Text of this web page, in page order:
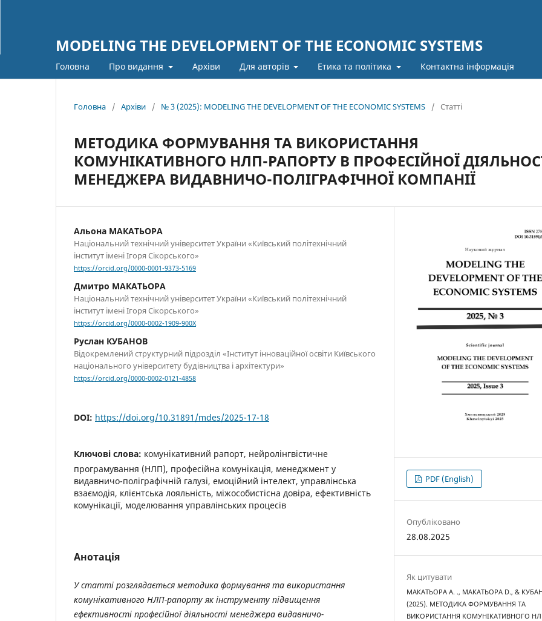
MODELING THE DEVELOPMENT OF THE ECONOMIC SYSTEMS
Головна Про видання Архіви Для авторів Етика та політика Контактна інформація
Головна / Архіви / № 3 (2025): MODELING THE DEVELOPMENT OF THE ECONOMIC SYSTEMS / Статті
МЕТОДИКА ФОРМУВАННЯ ТА ВИКОРИСТАННЯ
КОМУНІКАТИВНОГО НЛП-РАПОРТУ В ПРОФЕСІЙНОЇ
МЕНЕДЖЕРА ВИДАВНИЧО-ПОЛІГРАФІЧНОЇ КОМПАНІЇ
Альона МАКАТЬОРА
Національний технічний університет України «Київський політехнічний
інститут імені Ігоря Сікорського»
https://orcid.org/0000-0001-9373-5169
Дмитро МАКАТЬОРА
Національний технічний університет України «Київський політехнічний
інститут імені Ігоря Сікорського»
https://orcid.org/0000-0002-1909-900X
Руслан КУБАНОВ
Відокремлений структурний підрозділ «Інститут інноваційної освіти Київського
національного університету будівництва і архітектури»
https://orcid.org/0000-0002-0121-4858
DOI: https://doi.org/10.31891/mdes/2025-17-18
Ключові слова: комунікативний рапорт, нейролінгвістичне
програмування (НЛП), професійна комунікація, менеджмент у
видавничо-поліграфічній галузі, емоційний інтелект, управлінська
взаємодія, клієнтська лояльність, міжособистісна довіра, ефективність
комунікації, моделювання управлінських процесів
Анотація
У статті розглядається методика формування та використання
комунікативного НЛП-рапорту як інструменту підвищення
ефективності професійної діяльності менеджера видавничо-
PDF (English)
Опубліковано
28.08.2025
Як цитувати
МАКАТЬОРА A. ., МАКАТЬОРА D., &
(2025). МЕТОДИКА ФОРМУВАННЯ ТА
ВИКОРИСТАННЯ КОМУНІКАТИВНОГО